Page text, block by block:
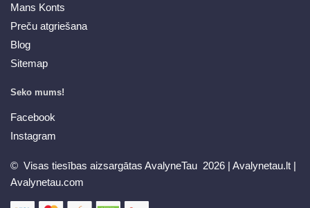
Mans Konts
Preču atgriešana
Blog
Sitemap
Seko mums!
Facebook
Instagram
© Visas tiesības aizsargātas AvalyneTau 2026 | Avalynetau.lt |
Avalynetau.com